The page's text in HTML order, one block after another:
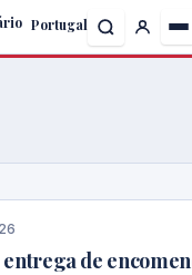
Portugal
de